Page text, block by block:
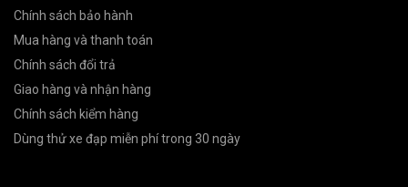
Chính sách bảo hành
Mua hàng và thanh toán
Chính sách đổi trả
Giao hàng và nhận hàng
Chính sách kiểm hàng
Dùng thử xe đạp miễn phí trong 30 ngày